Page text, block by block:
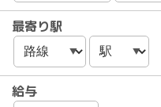
最寄り駅
給与